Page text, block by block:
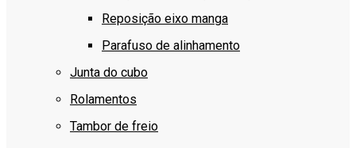
Reposição eixo manga
Parafuso de alinhamento
Junta do cubo
Rolamentos
Tambor de freio